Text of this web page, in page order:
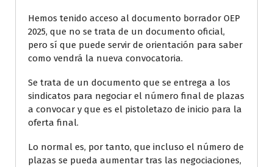
Hemos tenido acceso al documento borrador OEP
2025, que no se trata de un documento oficial,
pero sí que puede servir de orientación para saber
como vendrá la nueva convocatoria.
Se trata de un documento que se entrega a los
sindicatos para negociar el número final de plazas
a convocar y que es el pistoletazo de inicio para la
oferta final.
Lo normal es, por tanto, que incluso el número de
plazas se pueda aumentar tras las negociaciones,